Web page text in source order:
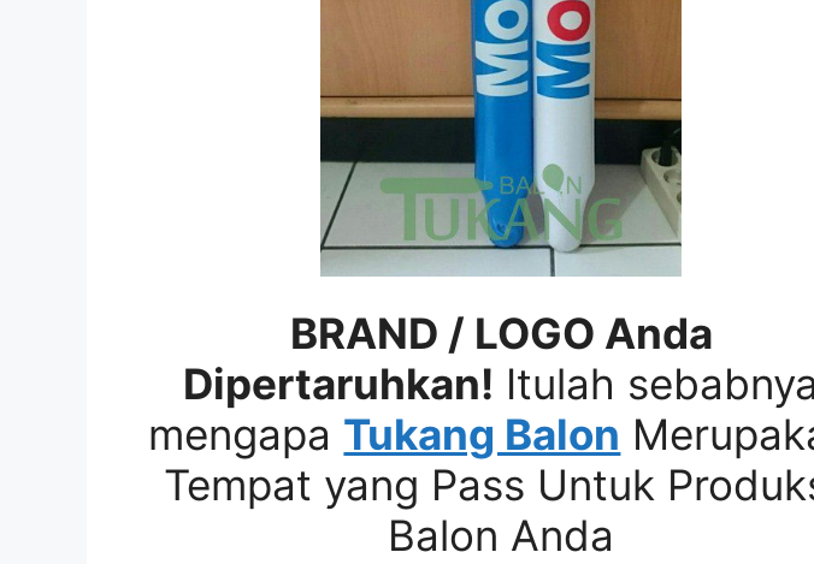
BRAND / LOGO Anda
Dipertaruhkan! Itulah sebabnya
mengapa Tukang Balon
Tempat yang Pass Untuk
Balon Anda